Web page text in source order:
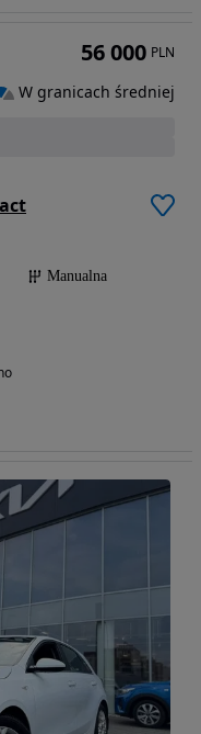
Manualna
56 000 PLN
W granicach średniej